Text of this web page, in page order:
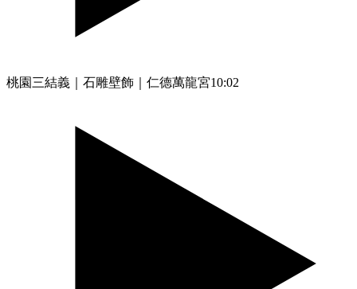
桃園三結義｜石雕壁飾｜仁德萬龍宮10:02